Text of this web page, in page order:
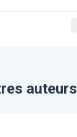
auteurs